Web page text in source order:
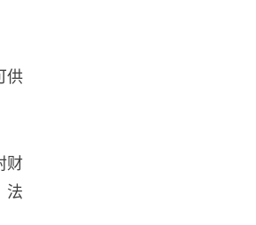
供
财
法